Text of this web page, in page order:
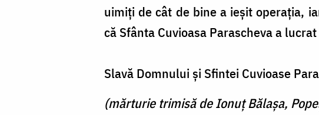
uimiți de cât de bine a ieșit operația,
că Sfânta Cuvioasa Parascheva a
Slavă Domnului și Sfintei Cuvioase
(mărturie trimisă de Ionuț Bălașa,